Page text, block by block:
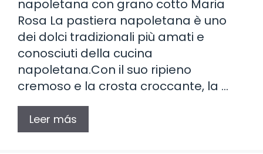
napoletana con grano cotto Maria
Rosa La pastiera napoletana è uno
dei dolci tradizionali più amati e
conosciuti della cucina
napoletana.Con il suo ripieno
cremoso e la crosta croccante, la …
Leer más